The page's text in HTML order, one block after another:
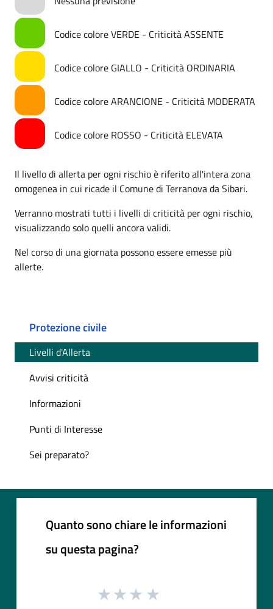
Codice colore VERDE - Criticità ASSENTE
Codice colore GIALLO - Criticità ORDINARIA
Codice colore ARANCIONE - Criticità MODERATA
Codice colore ROSSO - Criticità ELEVATA
Il livello di allerta per ogni rischio è riferito all'intera zona
omogenea in cui ricade il Comune di Terranova da Sibari.
Verranno mostrati tutti i livelli di criticità per ogni rischio,
visualizzando solo quelli ancora validi.
Nel corso di una giornata possono essere emesse più
allerte.
Protezione civile
Livelli d'Allerta
Avvisi criticità
Informazioni
Punti di Interesse
Sei preparato?
Quanto sono chiare le informazioni
su questa pagina?